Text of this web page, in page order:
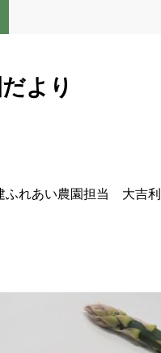
より
ふれあい農園担当 大吉利